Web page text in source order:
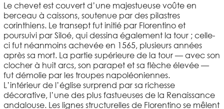
Le chevet est couvert d’une majestueuse voûte en
berceau à caissons, soutenue par des pilastres
corinthiens. Le transept fut initié par Florentino et
poursuivi par Siloé, qui dessina également la tour ; celle-
ci fut néanmoins achevée en 1565, plusieurs années
après sa mort. La partie supérieure de la tour — avec son
clocher à huit arcs, son parapet et sa flèche élevée —
fut démolie par les troupes napoléoniennes.
L’intérieur de l’église surprend par sa richesse
décorative, l’une des plus fastueuses de la Renaissance
andalouse. Les lignes structurelles de Florentino se mêlent